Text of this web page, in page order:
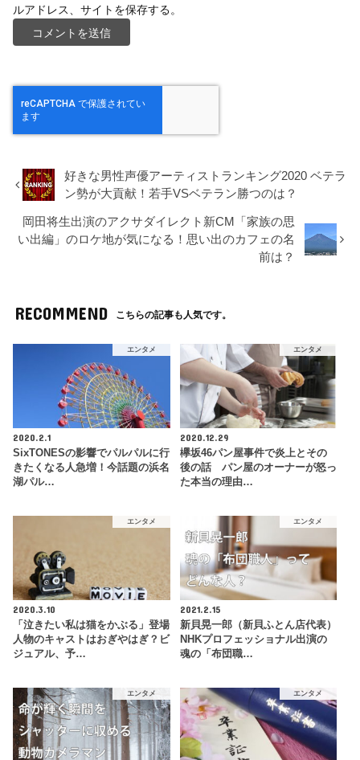
ルアドレス、サイトを保存する。
好きな男性声優アーティストランキング2020 ベテラ
ン勢が大貢献！若手VSベテラン勝つのは？
岡田将生出演のアクサダイレクト新CM「家族の思
い出編」のロケ地が気になる！思い出のカフェの名
前は？
RECOMMEND こちらの記事も人気です。
エンタメ
2020.2.1
SixTONESの影響でパルパルに行
きたくなる人急増！今話題の浜名
湖パル…
エンタメ
2020.12.29
欅坂46パン屋事件で炎上とその
後の話 パン屋のオーナーが怒っ
た本当の理由…
エンタメ
2020.3.10
「泣きたい私は猫をかぶる」登場
人物のキャストはおぎやはぎ？ビ
ジュアル、予…
エンタメ
2021.2.15
新貝晃一郎（新貝ふとん店代表）
NHKプロフェッショナル出演の
魂の「布団職…
エンタメ エンタメ